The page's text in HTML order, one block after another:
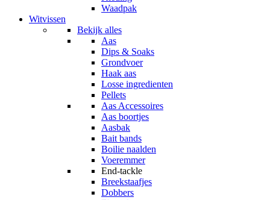
Waadpak
Witvissen
Bekijk alles
Aas
Dips & Soaks
Grondvoer
Haak aas
Losse ingredienten
Pellets
Aas Accessoires
Aas boortjes
Aasbak
Bait bands
Boilie naalden
Voeremmer
End-tackle
Breekstaafjes
Dobbers